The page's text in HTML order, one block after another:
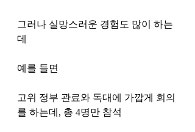
그러나 실망스러운 경험도 많이 하는
데
예를 들면
고위 정부 관료와 독대에 가깝게 회의
를 하는데, 총 4명만 참석